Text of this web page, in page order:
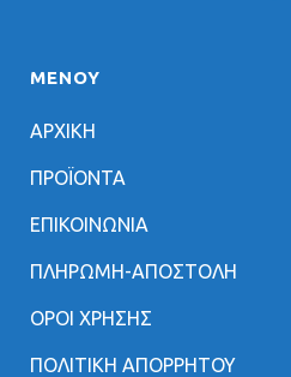
ΜΕΝΟΥ
ΑΡΧΙΚΗ
ΠΡΟΪΟΝΤΑ
ΕΠΙΚΟΙΝΩΝΙΑ
ΠΛΗΡΩΜΗ-ΑΠΟΣΤΟΛΗ
ΟΡΟΙ ΧΡΗΣΗΣ
ΠΟΛΙΤΙΚΗ ΑΠΟΡΡΗΤΟΥ